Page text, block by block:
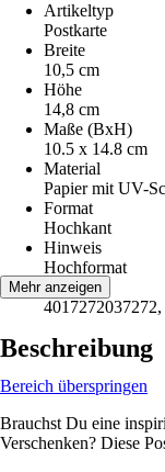
Artikeltyp
Postkarte
Breite
10,5 cm
Höhe
14,8 cm
Maße (BxH)
10.5 x 14.8 cm
Material
Papier mit UV-
Format
Hochkant
Hinweis
Hochformat
EAN
Mehr anzeigen
Beschreibung
Bereich überspringen
Brauchst Du eine
Verschenken? Diese